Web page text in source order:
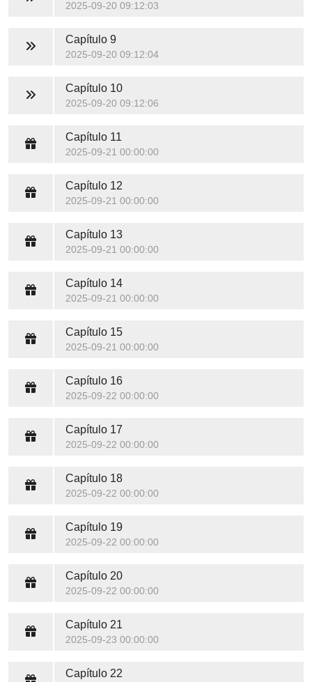
2025-09-20 09:12:03
Capítulo 9
2025-09-20 09:12:04
Capítulo 10
2025-09-20 09:12:06
Capítulo 11
2025-09-21 00:00:00
Capítulo 12
2025-09-21 00:00:00
Capítulo 13
2025-09-21 00:00:00
Capítulo 14
2025-09-21 00:00:00
Capítulo 15
2025-09-21 00:00:00
Capítulo 16
2025-09-22 00:00:00
Capítulo 17
2025-09-22 00:00:00
Capítulo 18
2025-09-22 00:00:00
Capítulo 19
2025-09-22 00:00:00
Capítulo 20
2025-09-22 00:00:00
Capítulo 21
2025-09-23 00:00:00
Capítulo 22